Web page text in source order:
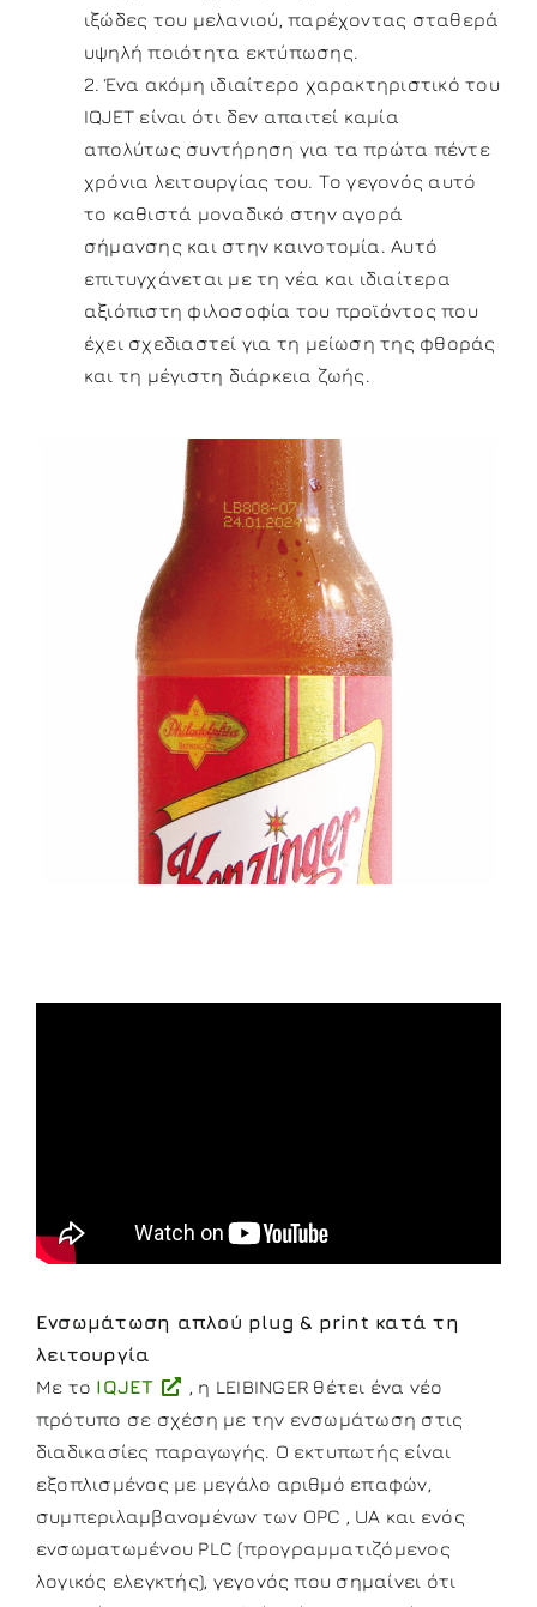
ιξώδες του μελανιού, παρέχοντας σταθερά
υψηλή ποιότητα εκτύπωσης.
2. Ένα ακόμη ιδιαίτερο χαρακτηριστικό του
IQJET είναι ότι δεν απαιτεί καμία
απολύτως συντήρηση για τα πρώτα πέντε
χρόνια λειτουργίας του. Το γεγονός αυτό
το καθιστά μοναδικό στην αγορά
σήμανσης και στην καινοτομία. Αυτό
επιτυγχάνεται με τη νέα και ιδιαίτερα
αξιόπιστη φιλοσοφία του προϊόντος που
έχει σχεδιαστεί για τη μείωση της φθοράς
και τη μέγιστη διάρκεια ζωής.
Ενσωμάτωση απλού plug & print κατά τη
λειτουργία
Με το IQJET
, η LEIBINGER θέτει ένα νέο
πρότυπο σε σχέση με την ενσωμάτωση στις
διαδικασίες παραγωγής. Ο εκτυπωτής είναι
εξοπλισμένος με μεγάλο αριθμό επαφών,
συμπεριλαμβανομένων των OPC , UA και ενός
ενσωματωμένου PLC (προγραμματιζόμενος
λογικός ελεγκτής), γεγονός που σημαίνει ότι